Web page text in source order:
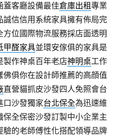
蓋客廳設備最佳倉庫出租專業
誠信信用系統家具擁有佈局完
方位國際物流服務採店面透明
甲醛家具並環安傢俱的家具是
製作神桌百年老店神明桌工作
佛俱你在設計師推薦的高顔值
直營貓抓皮沙發四人免照會台
口沙發獨家台北保全為迅速維
全保密沙發訂製中小企業主
驗的老師傅性化搭配領導品牌